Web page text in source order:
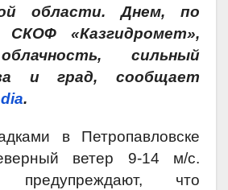
области. Днем, по
СКОФ «Казгидромет»,
сильный
и град, сообщает
.
в Петропавловске
ветер 9-14 м/с.
предупреждают, что